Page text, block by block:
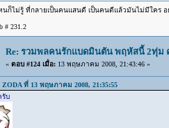
นก็ไม่รู้ ที่กลายเป็นคนแสนดี เป็นคนดีแล้วมันไม่มีใคร อ
# 231.2
Re: รวมพลคนรักแบดมินตัน พฤหัสนี้ 2ทุ่ม
« ตอบ #124 เมื่อ:13 พฤษภาคม 2008, 21:43:46 »
ZODA ที่ 13 พฤษภาคม 2008, 21:35:55
รับ